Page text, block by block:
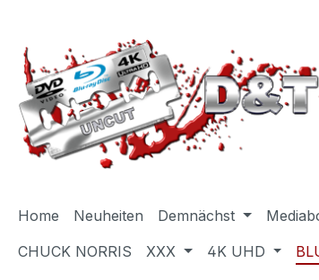
Home Neuheiten Demnächst
CHUCK NORRIS
XXX 4K UHD